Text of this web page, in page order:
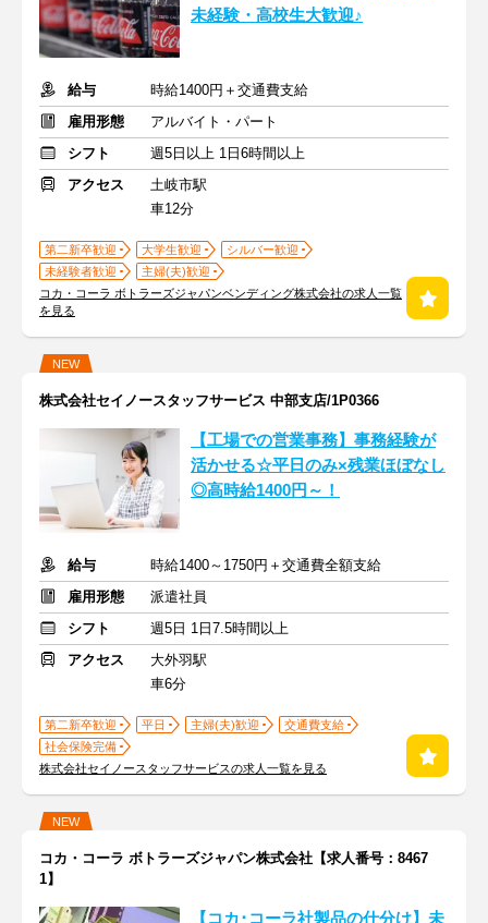
未経験・高校生大歓迎♪
給与
時給1400円＋交通費支給
雇用形態
アルバイト・パート
シフト
週5日以上 1日6時間以上
アクセス
土岐市駅
車12分
第二新卒歓迎 大学生歓迎
シルバー歓迎
未経験者歓迎
主婦(夫)歓迎
コカ・コーラ ボトラーズジャパンベンディング株式会社の求人一覧
を見る
NEW
株式会社セイノースタッフサービス 中部支店/1P0366
【工場での営業事務】事務経験が
活かせる☆平日のみ×残業ほぼなし
◎高時給1400円～！
給与
時給1400～1750円＋交通費全額支給
雇用形態
派遣社員
シフト
週5日 1日7.5時間以上
アクセス
大外羽駅
車6分
第二新卒歓迎 平日 主婦(夫)歓迎
交通費支給
社会保険完備
株式会社セイノースタッフサービスの求人一覧を見る
NEW
コカ・コーラ ボトラーズジャパン株式会社【求人番号：8467
1】
【コカ･コーラ社製品の仕分け】未